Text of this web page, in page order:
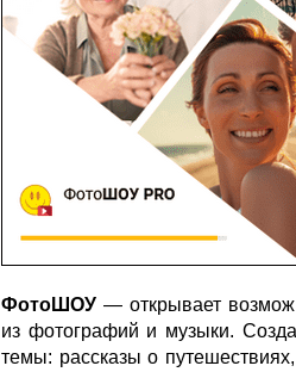
ФотоШОУ — открывает
из фотографий и музыки.
темы: рассказы о